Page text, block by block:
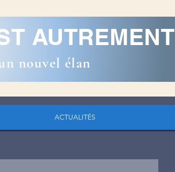
AUTREMENT
nouvel élan
ACTUALITÉS